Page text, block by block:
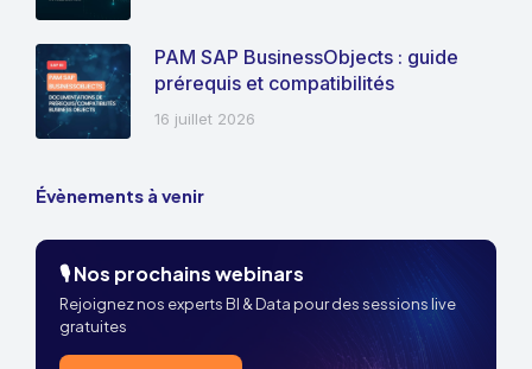
PAM SAP BusinessObjects : guide
prérequis et compatibilités
16 juillet 2026
Évènements à venir
🎙️ Nos prochains webinars
Rejoignez nos experts BI & Data pour des sessions live
gratuites